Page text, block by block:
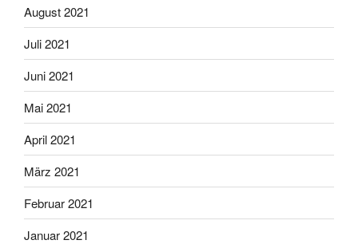
August 2021
Juli 2021
Juni 2021
Mai 2021
April 2021
März 2021
Februar 2021
Januar 2021